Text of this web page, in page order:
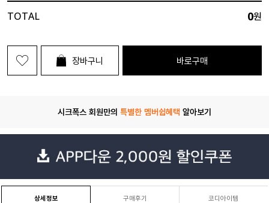
TOTAL 0원
장바구니 바로구매
시크폭스 회원만의 특별한 멤버쉽혜택 알아보기
상세정보 구매후기 코디아이템